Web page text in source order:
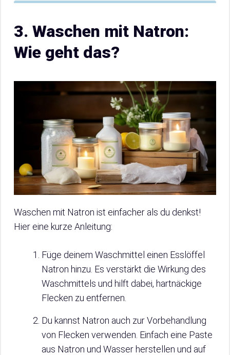
3. Waschen mit Natron:
Wie geht das?
Waschen mit Natron ist einfacher als du denkst!
Hier eine kurze Anleitung:
Füge deinem Waschmittel einen Esslöffel
Natron hinzu. Es verstärkt die Wirkung des
Waschmittels und hilft dabei, hartnäckige
Flecken zu entfernen.
Du kannst Natron auch zur Vorbehandlung
von Flecken verwenden. Einfach eine Paste
aus Natron und Wasser herstellen und auf